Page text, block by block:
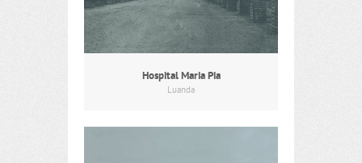
Hospital Maria Pia
Luanda